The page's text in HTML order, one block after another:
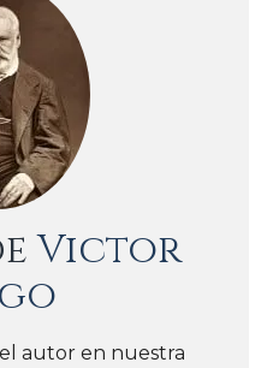
Victor
autor en nuestra